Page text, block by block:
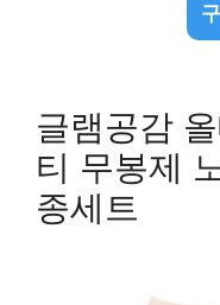
글램공감
티 무봉제
종세트